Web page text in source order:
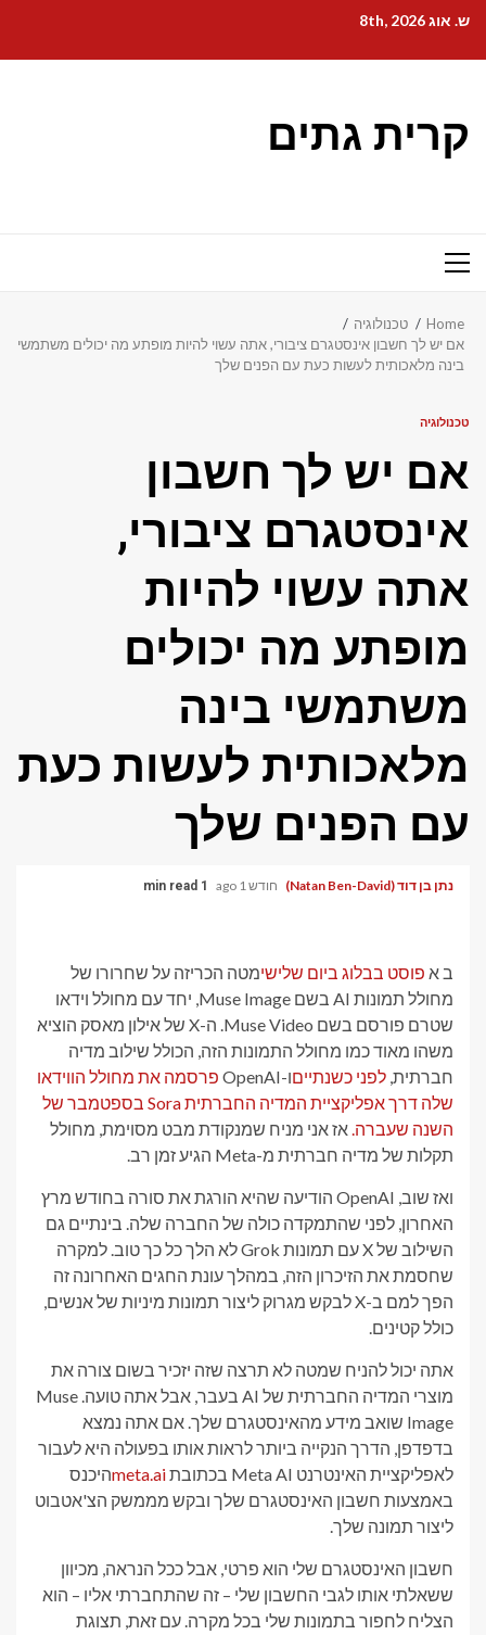
content
ש. אוג 8th, 2026
קרית גתים
Primary
Home
טכנולוגיה
אם יש לך חשבון אינסטגרם ציבורי, אתה עשוי להיות מופתע מה יכולים משתמשי
בינה מלאכותית לעשות כעת עם הפנים שלך
טכנולוגיה
אם יש לך חשבון
אינסטגרם ציבורי,
אתה עשוי להיות
מופתע מה יכולים
משתמשי בינה
מלאכותית לעשות כעת
עם הפנים שלך
נתן בן דוד (Natan Ben-David) חודש 1 ago 1 min read
ב א פוסט בבלוג ביום שלישימטה הכריזה על שחרורו של
מחולל תמונות AI בשם Muse Image, יחד עם מחולל וידאו
שטרם פורסם בשם Muse Video. ה-X של אילון מאסק הוציא
משהו מאוד כמו מחולל התמונות הזה, הכולל שילוב מדיה
חברתית, לפני כשנתייםו-OpenAI
פרסמה את מחולל הווידאו
שלה דרך אפליקציית המדיה החברתית Sora בספטמבר של
השנה שעברה.אז אני מניח שמנקודת מבט מסוימת, מחולל
תקלות של מדיה חברתית מ-Meta הגיע זמן רב.
ואז שוב, OpenAI הודיעה שהיא הורגת את סורה בחודש מרץ
האחרון, לפני שהתמקדה כולה של החברה שלה. בינתיים גם
השילוב של X עם תמונות Grok לא הלך כל כך טוב. למקרה
שחסמת את הזיכרון הזה, במהלך עונת החגים האחרונה זה
הפך למם ב-X לבקש מגרוק ליצור תמונות מיניות של אנשים,
כולל קטינים.
אתה יכול להניח שמטה לא תרצה שזה יזכיר בשום צורה את
מוצרי המדיה החברתית של AI בעבר, אבל אתה טועה. Muse
Image שואב מידע מהאינסטגרם שלך. אם אתה נמצא
בדפדפן, הדרך הנקייה ביותר לראות אותו בפעולה היא לעבור
לאפליקציית האינטרנט Meta AI בכתובת
meta.aiהיכנס
באמצעות חשבון האינסטגרם שלך ובקש מממשק הצ'אטבוט
ליצור תמונה שלך.
חשבון האינסטגרם שלי הוא פרטי, אבל ככל הנראה, מכיוון
ששאלתי אותו לגבי החשבון שלי – זה שהתחברתי אליו – הוא
הצליח לחפור בתמונות שלי בכל מקרה. עם זאת, תצוגת